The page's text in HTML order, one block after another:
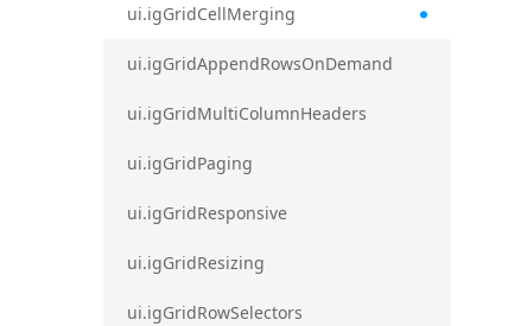
ui.igGridCellMerging
ui.igGridAppendRowsOnDemand
ui.igGridMultiColumnHeaders
ui.igGridPaging
ui.igGridResponsive
ui.igGridResizing
ui.igGridRowSelectors